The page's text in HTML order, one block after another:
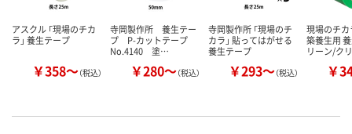
アスクル 「現場のチカ
ラ」 養生テープ
￥358～（税込）
寺岡製作所 養生テー
プ P-カットテープ
No.4140 塗…
￥280～（税込）
寺岡製作所 「現場のチ
カラ」 貼ってはがせる
養生テープ
￥293～（税込）
現場のチカ
築養生用
リーン/ク
￥